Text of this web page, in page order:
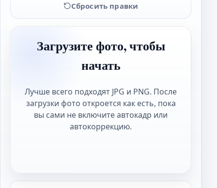
Сбросить правки
Загрузите фото, чтобы
начать
Лучше всего подходят JPG и PNG. После
загрузки фото откроется как есть, пока
вы сами не включите автокадр или
автокоррекцию.